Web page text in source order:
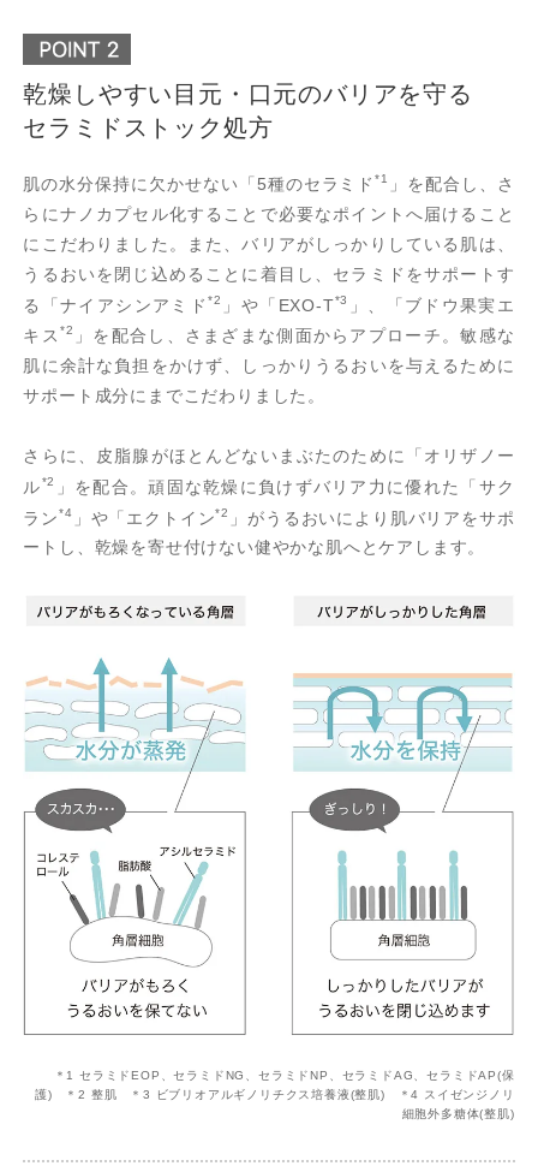
乾燥しやすい目元・口元のバリアを守る
セラミドストック処方
肌の水分保持に欠かせない「5種のセラミド*1
」を配合し、さ
らにナノカプセル化することで必要なポイントへ届けること
にこだわりました。また、バリアがしっかりしている肌は、
うるおいを閉じ込めることに着目し、セラミドをサポートす
る「ナイアシンアミド*2 」や「EXO-T*3
」、「ブドウ果実エ
キス *2
」を配合し、さまざまな側面からアプローチ。敏感な
肌に余計な負担をかけず、しっかりうるおいを与えるために
サポート成分にまでこだわりました。
さらに、皮脂腺がほとんどないまぶたのために「オリザノー
ル*2
」を配合。頑固な乾燥に負けずバリア力に優れた「サク
ラン*4 」や「エクトイン*2
」がうるおいにより肌バリアをサポ
ートし、乾燥を寄せ付けない健やかな肌へとケアします。
＊1 セラミドEOP、セラミドNG、セラミドNP、セラミドAG、セラミドAP(保
護) ＊2 整肌 ＊3 ビブリオアルギノリチクス培養液(整肌) ＊4 スイゼンジノリ
細胞外多糖体(整肌)